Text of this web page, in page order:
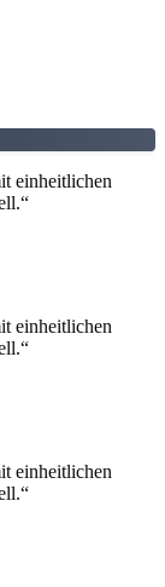
einheitlichen
einheitlichen
einheitlichen